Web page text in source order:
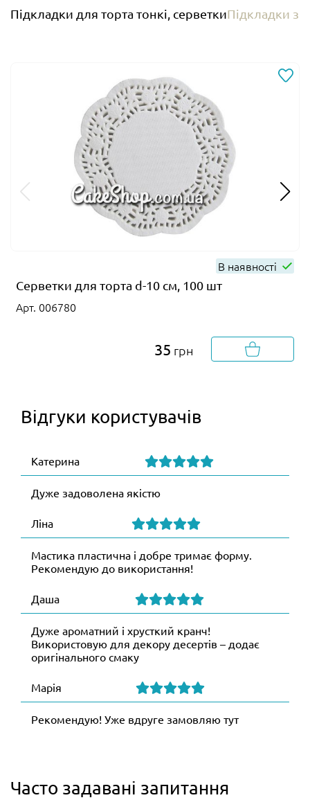
Підкладки для торта тонкі, серветкиПідкладки з
В наявності
Серветки для торта d-10 см, 100 шт
Арт. 006780
35 грн
Відгуки користувачів
Катерина
Дуже задоволена якістю
Ліна
Мастика пластична і добре тримає форму.
Рекомендую до використання!
Даша
Дуже ароматний і хрусткий кранч!
Використовую для декору десертів – додає
оригінального смаку
Марія
Рекомендую! Уже вдруге замовляю тут
Часто задавані запитання